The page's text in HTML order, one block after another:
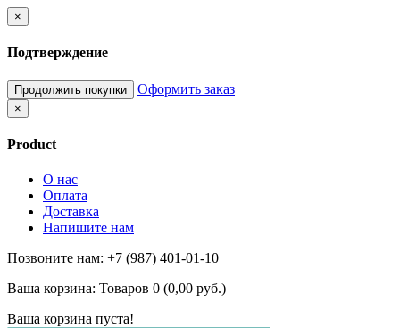
×
Подтверждение
Продолжить покупки Оформить заказ
×
Product
О нас
Оплата
Доставка
Напишите нам
Позвоните нам: +7 (987) 401-01-10
Ваша корзина: Товаров 0 (0,00 руб.)
Ваша корзина пуста!